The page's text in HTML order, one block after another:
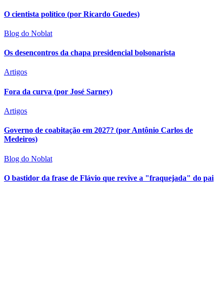
O cientista político (por Ricardo Guedes)
Blog do Noblat
Os desencontros da chapa presidencial bolsonarista
Artigos
Fora da curva (por José Sarney)
Artigos
Governo de coabitação em 2027? (por Antônio Carlos de
Medeiros)
Blog do Noblat
O bastidor da frase de Flávio que revive a "fraquejada" do pai